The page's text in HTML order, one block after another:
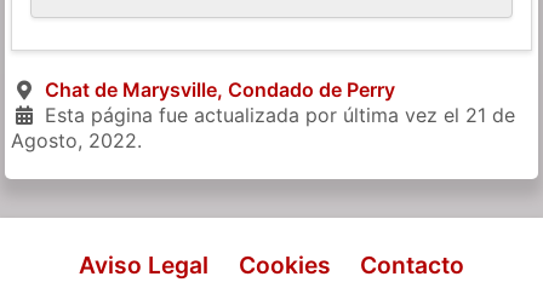
Chat de Marysville, Condado de Perry
Esta página fue actualizada por última vez el 21 de
Agosto, 2022.
Aviso Legal Cookies Contacto